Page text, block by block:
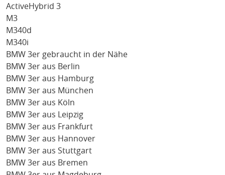
ActiveHybrid 3
M3
M340d
M340i
BMW 3er gebraucht in der Nähe
BMW 3er aus Berlin
BMW 3er aus Hamburg
BMW 3er aus München
BMW 3er aus Köln
BMW 3er aus Leipzig
BMW 3er aus Frankfurt
BMW 3er aus Hannover
BMW 3er aus Stuttgart
BMW 3er aus Bremen